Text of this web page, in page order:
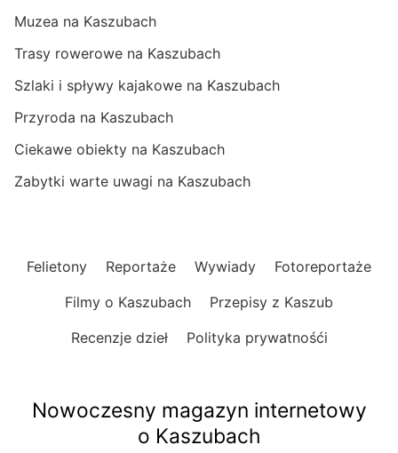
Muzea na Kaszubach
Trasy rowerowe na Kaszubach
Szlaki i spływy kajakowe na Kaszubach
Przyroda na Kaszubach
Ciekawe obiekty na Kaszubach
Zabytki warte uwagi na Kaszubach
Felietony Reportaże Wywiady
Fotoreportaże
Filmy o Kaszubach
Przepisy z Kaszub
Recenzje dzieł
Polityka prywatnośći
Nowoczesny magazyn internetowy
o Kaszubach